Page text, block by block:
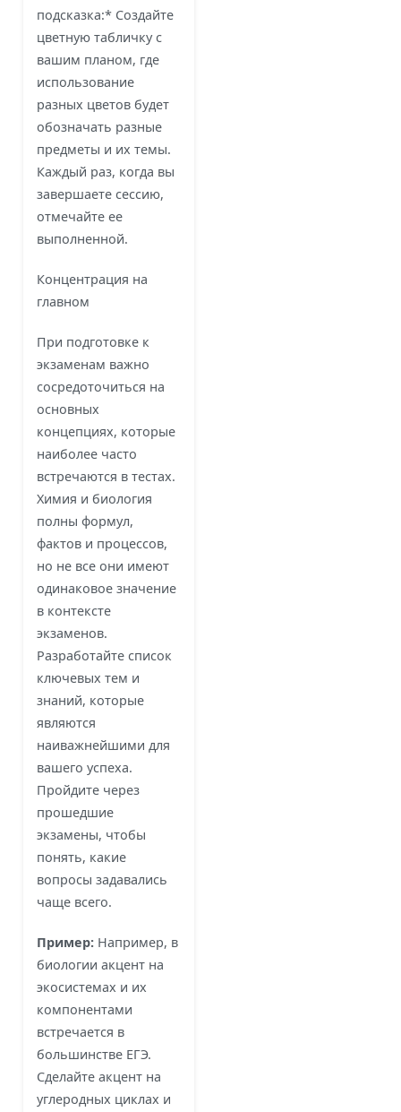
подсказка:* Создайте
цветную табличку с
вашим планом, где
использование
разных цветов будет
обозначать разные
предметы и их темы.
Каждый раз, когда вы
завершаете сессию,
отмечайте ее
выполненной.
Концентрация на
главном
При подготовке к
экзаменам важно
сосредоточиться на
основных
концепциях, которые
наиболее часто
встречаются в тестах.
Химия и биология
полны формул,
фактов и процессов,
но не все они имеют
одинаковое значение
в контексте
экзаменов.
Разработайте список
ключевых тем и
знаний, которые
являются
наиважнейшими для
вашего успеха.
Пройдите через
прошедшие
экзамены, чтобы
понять, какие
вопросы задавались
чаще всего.
Пример:Например, в
биологии акцент на
экосистемах и их
компонентами
встречается в
большинстве ЕГЭ.
Сделайте акцент на
углеродных циклах и